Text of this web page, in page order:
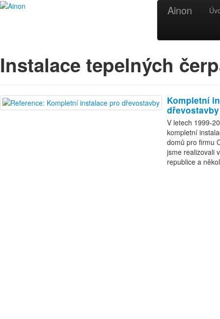
Ainon
Instalace tepelných
Kompletní
dřevostavby
V letech 1999-
kompletní
domů pro firmu
jsme realizovali
republice a